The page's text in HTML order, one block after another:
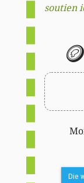
soutien
🪙
Die